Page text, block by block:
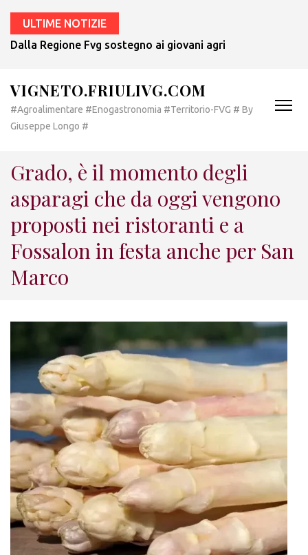
ULTIME NOTIZIE
Dalla Regione Fvg sostegno ai giovani agricoltori per
VIGNETO.FRIULIVG.COM
#Agroalimentare #Enogastronomia #Territorio-FVG # By
Giuseppe Longo #
Grado, è il momento degli
asparagi che da oggi vengono
proposti nei ristoranti e a
Fossalon in festa anche per San
Marco